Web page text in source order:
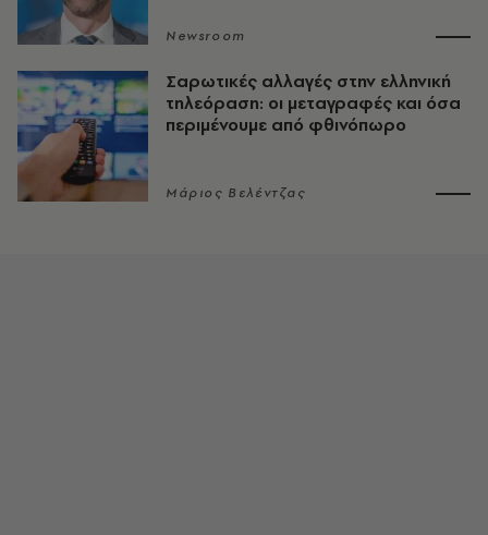
Newsroom
Σαρωτικές αλλαγές στην ελληνική
τηλεόραση: οι μεταγραφές και όσα
περιμένουμε από φθινόπωρο
Μάριος Βελέντζας